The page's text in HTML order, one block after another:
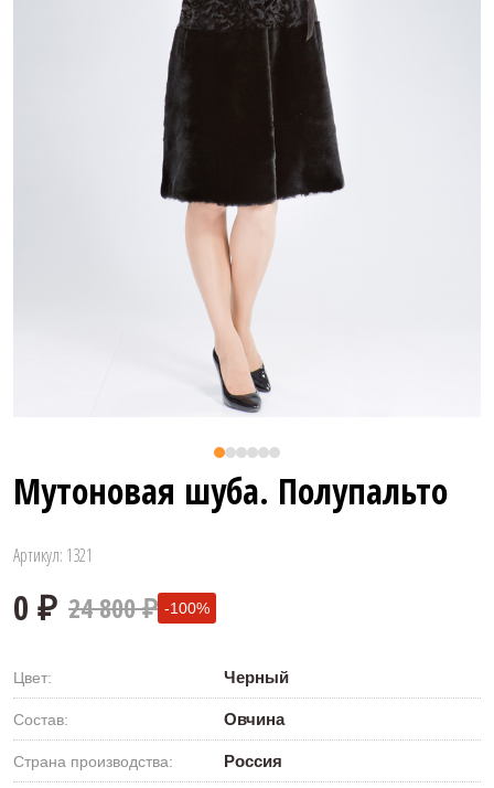
Мутоновая шуба. Полупальто
Артикул: 1321
24 800 ₽ -100%
Цвет: Черный
Состав: Овчина
Страна производства: Россия